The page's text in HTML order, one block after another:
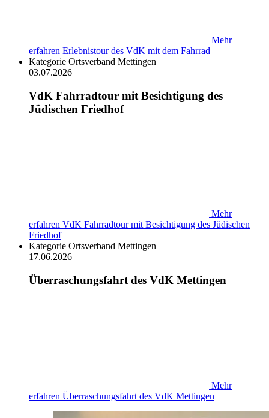
Mehr
erfahren Erlebnistour des VdK mit dem Fahrrad
Kategorie Ortsverband Mettingen
03.07.2026
VdK Fahrradtour mit Besichtigung des
Jüdischen Friedhof
Mehr
erfahren VdK Fahrradtour mit Besichtigung des Jüdischen
Friedhof
Kategorie Ortsverband Mettingen
17.06.2026
Überraschungsfahrt des VdK Mettingen
Mehr
erfahren Überraschungsfahrt des VdK Mettingen